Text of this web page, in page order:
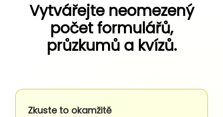
Vytvářejte neomezený
počet formulářů,
průzkumů a kvízů.
Zkuste to okamžitě